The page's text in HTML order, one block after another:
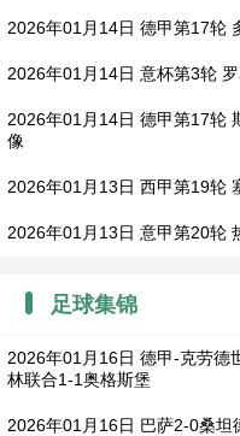
2026年01月14日 德甲第17轮
2026年01月14日 意杯第3轮
2026年01月14日 德甲第17轮
像
2026年01月13日 西甲第19轮
2026年01月13日 意甲第20轮
足球集锦
2026年01月16日 德甲-克劳德
林联合1-1奥格斯堡
2026年01月16日 巴萨2-0桑坦